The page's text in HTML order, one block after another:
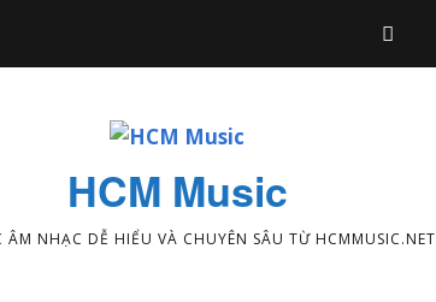
HCM Music
ÂM NHẠC DỄ HIỂU VÀ CHUYÊN SÂU TỪ HCMMUSIC.NET